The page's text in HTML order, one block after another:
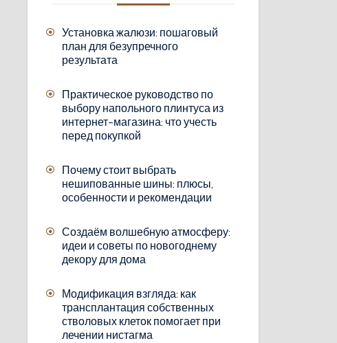
Установка жалюзи: пошаговый
план для безупречного
результата
Практическое руководство по
выбору напольного плинтуса из
интернет-магазина: что учесть
перед покупкой
Почему стоит выбрать
нешипованные шины: плюсы,
особенности и рекомендации
Создаём волшебную атмосферу:
идеи и советы по новогоднему
декору для дома
Модификация взгляда: как
трансплантация собственных
стволовых клеток помогает при
лечении нистагма